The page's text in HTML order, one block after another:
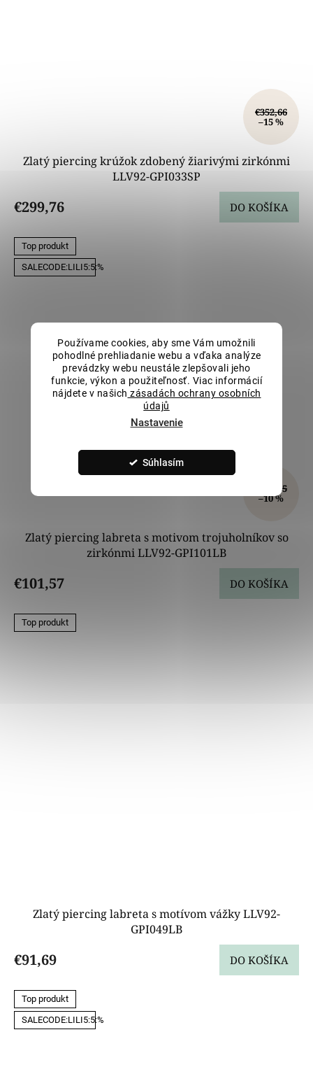
Používame cookies, aby sme Vám umožnili
pohodlné prehliadanie webu a vďaka analýze
prevádzky webu neustále zlepšovali jeho
funkcie, výkon a použiteľnosť. Viac informácií
nájdete v našich zásadách ochrany osobních
údajů
Nastavenie
Súhlasím
€352,66
–15 %
Zlatý piercing krúžok zdobený žiarivými zirkónmi
LLV92-GPI033SP
€299,76 DO KOŠÍKA
Top produkt
SALECODE:LILI5:5:%
€112,85
–10 %
Zlatý piercing labreta s motivom trojuholníkov so
zirkónmi LLV92-GPI101LB
€101,57 DO KOŠÍKA
Top produkt
Zlatý piercing labreta s motívom vážky LLV92-
GPI049LB
€91,69 DO KOŠÍKA
Top produkt
SALECODE:LILI5:5:%